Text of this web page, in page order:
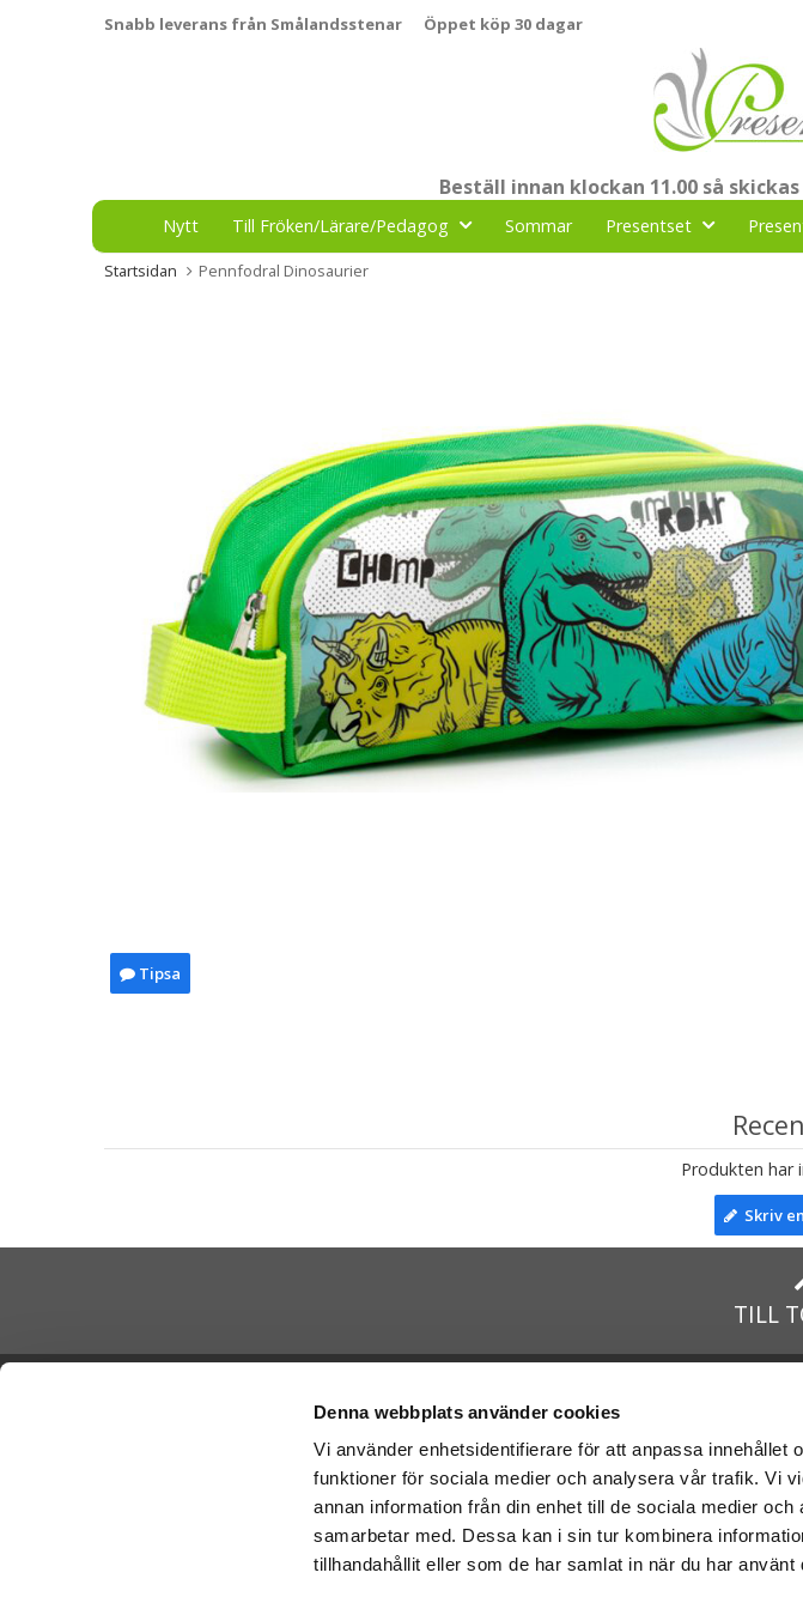
Denna webbplats använder cookies
Vi använder enhetsidentifierare för att anpassa innehållet
funktioner för sociala medier och analysera vår trafik. Vi
annan information från din enhet till de sociala medier
samarbetar med. Dessa kan i sin tur kombinera
tillhandahållit eller som de har samlat in när du har använt
Snabb leverans från Smålandsstenar Öppet köp 30 dagar
Beställ innan klockan 11.00 så
Nytt Till Fröken/Lärare/Pedagog Sommar Presentset
Startsidan Pennfodral Dinosaurier
Tipsa
Produkten har
Skriv
TILL
Vi skickarpresentermed Posten och
Schenker: